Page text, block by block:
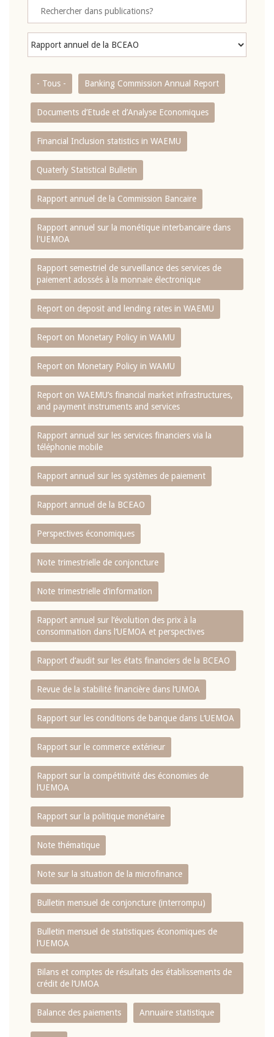
- Tous - Banking Commission Annual Report
Documents d’Etude et d’Analyse Economiques
Financial Inclusion statistics in WAEMU
Quaterly Statistical Bulletin
Rapport annuel de la Commission Bancaire
Rapport annuel sur la monétique interbancaire dans
l'UEMOA
Rapport semestriel de surveillance des services de
paiement adossés à la monnaie électronique
Report on deposit and lending rates in WAEMU
Report on Monetary Policy in WAMU
Report on Monetary Policy in WAMU
Report on WAEMU’s financial market infrastructures,
and payment instruments and services
Rapport annuel sur les services financiers via la
téléphonie mobile
Rapport annuel sur les systèmes de paiement
Rapport annuel de la BCEAO
Perspectives économiques
Note trimestrielle de conjoncture
Note trimestrielle d‘information
Rapport annuel sur l‘évolution des prix à la
consommation dans l‘UEMOA et perspectives
Rapport d‘audit sur les états financiers de la BCEAO
Revue de la stabilité financière dans l‘UMOA
Rapport sur les conditions de banque dans L‘UEMOA
Rapport sur le commerce extérieur
Rapport sur la compétitivité des économies de
l‘UEMOA
Rapport sur la politique monétaire
Note thématique
Note sur la situation de la microfinance
Bulletin mensuel de conjoncture (interrompu)
Bulletin mensuel de statistiques économiques de
l‘UEMOA
Bilans et comptes de résultats des établissements de
crédit de l‘UMOA
Balance des paiements Annuaire statistique